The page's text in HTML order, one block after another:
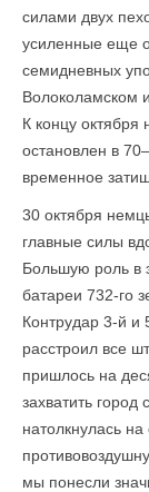
силами двух
усиленные еще
семидневных
Волоколамском
К концу
остановлен в
временное
30 октября
главные силы
Большую роль в
батареи 732-го
Контрудар 3-й и
расстроил все
пришлось на
захватить
натолкнулась
мы понесли